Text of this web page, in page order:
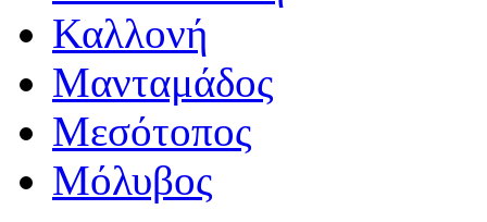
Καλλονή
Μανταμάδος
Μεσότοπος
Μόλυβος